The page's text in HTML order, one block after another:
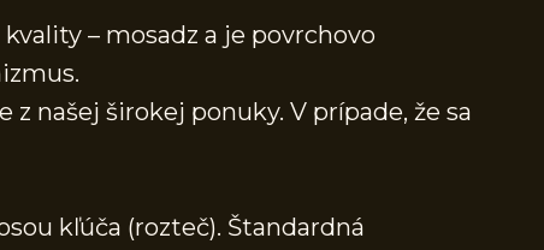
– mosadz a je povrchovo
našej širokej ponuky. V prípade, že sa
kľúča (rozteč). Štandardná